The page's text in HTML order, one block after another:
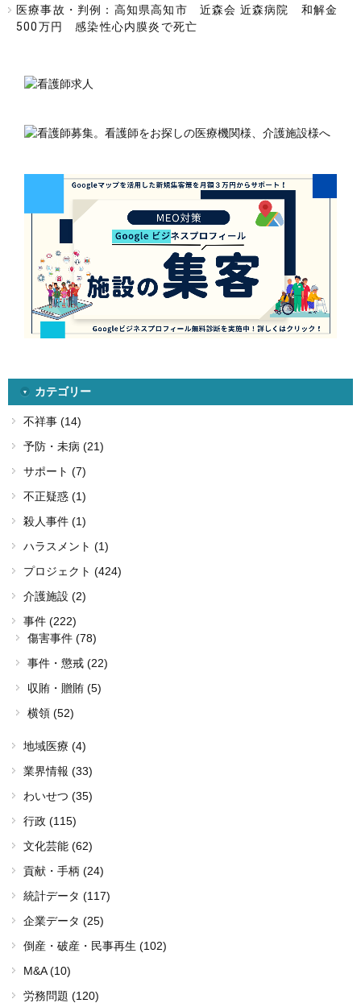
医療事故・判例：高知県高知市 近森会 近森病院 和解金
500万円 感染性心内膜炎で死亡
カテゴリー
不祥事 (14)
予防・未病 (21)
サポート (7)
不正疑惑 (1)
殺人事件 (1)
ハラスメント (1)
プロジェクト (424)
介護施設 (2)
事件 (222)
傷害事件 (78)
事件・懲戒 (22)
収賄・贈賄 (5)
横領 (52)
地域医療 (4)
業界情報 (33)
わいせつ (35)
行政 (115)
文化芸能 (62)
貢献・手柄 (24)
統計データ (117)
企業データ (25)
倒産・破産・民事再生 (102)
M&A (10)
労務問題 (120)